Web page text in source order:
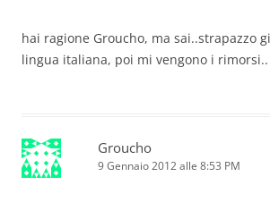
hai ragione Groucho, ma sai..strapazzo
lingua italiana, poi mi vengono i rimorsi..
Groucho
9 Gennaio 2012 alle 8:53 PM